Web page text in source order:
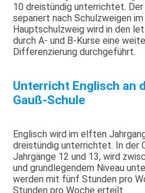
10 dreistündig unterrichtet.
separiert nach Schulzweigen
Hauptschulzweig wird in den
durch A- und B-Kurse eine
Differenzierung durchgeführt.
Unterricht Englisch an
Gauß-Schule
Englisch wird im elften
dreistündig unterrichtet. In der
Jahrgänge 12 und 13, wird
und grundlegendem Niveau
werden mit fünf Stunden pro
Stunden pro Woche erteilt.